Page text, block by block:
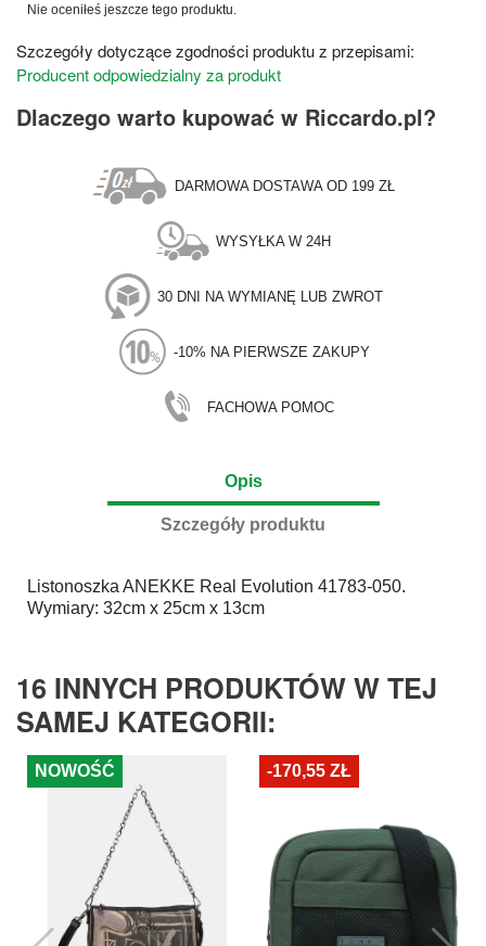
Nie oceniłeś jeszcze tego produktu.
Szczegóły dotyczące zgodności produktu z przepisami:
Producent odpowiedzialny za produkt
Dlaczego warto kupować w Riccardo.pl?
DARMOWA DOSTAWA OD 199 ZŁ
WYSYŁKA W 24H
30 DNI NA WYMIANĘ LUB ZWROT
-10% NA PIERWSZE ZAKUPY
FACHOWA POMOC
Opis
Szczegóły produktu
Listonoszka ANEKKE Real Evolution 41783-050.
Wymiary: 32cm x 25cm x 13cm
16 INNYCH PRODUKTÓW W TEJ
SAMEJ KATEGORII:
NOWOŚĆ -170,55 ZŁ